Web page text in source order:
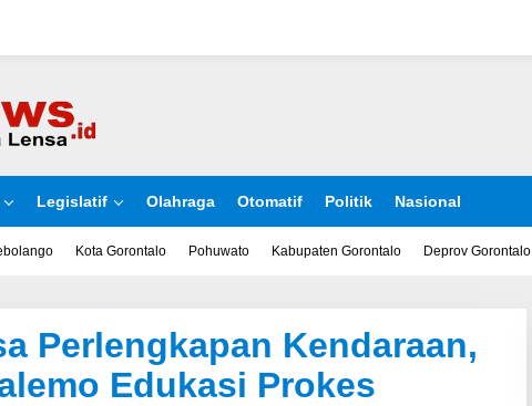
Legislatif Olahraga Otomatif Politik Nasional
Kota Gorontalo Pohuwato Kabupaten Gorontalo Deprov Gorontalo
Perlengkapan Kendaraan,
Edukasi Prokes